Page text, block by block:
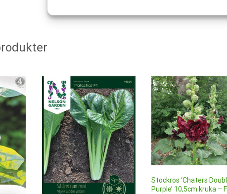
Stockros ‘Chaters
Purple’ 10,5cm kruka –